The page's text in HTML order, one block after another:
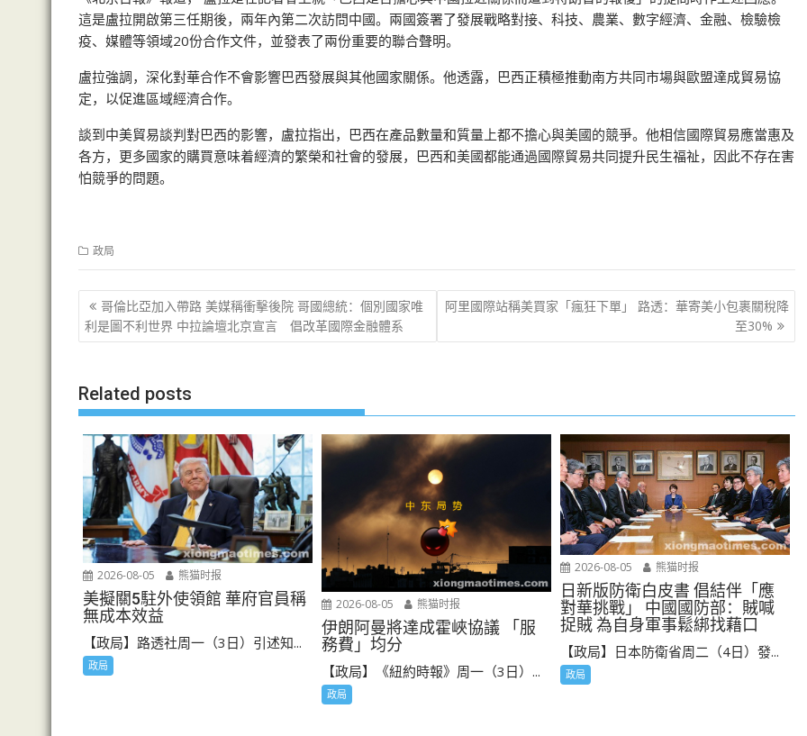
這是盧拉開啟第三任期後，兩年內第二次訪問中國。兩國簽署了發展戰略對接、科技、農業、數字經濟、金融、檢驗檢
疫、媒體等領域20份合作文件，並發表了兩份重要的聯合聲明。
盧拉強調，深化對華合作不會影響巴西發展與其他國家關係。他透露，巴西正積極推動南方共同市場與歐盟達成貿易協
定，以促進區域經濟合作。
談到中美貿易談判對巴西的影響，盧拉指出，巴西在產品數量和質量上都不擔心與美國的競爭。他相信國際貿易應當惠及
各方，更多國家的購買意味着經濟的繁榮和社會的發展，巴西和美國都能通過國際貿易共同提升民生福祉，因此不存在害
怕競爭的問題。
政局
文
章
哥倫比亞加入帶路 美媒稱衝擊後院 哥國總統：個別國家唯
利是圖不利世界 中拉論壇北京宣言 倡改革國際金融體系
阿里國際站稱美買家「瘋狂下單」 路透：華寄美小包裹關稅降
至30%
Related posts
2026-08-05 熊猫时报
美擬關5駐外使領館 華府官員稱
無成本效益
【政局】路透社周一（3日）引述知...
政局
2026-08-05 熊猫时报
伊朗阿曼將達成霍峽協議 「服
務費」均分
【政局】《紐約時報》周一（3日）...
政局
2026-08-05 熊猫时报
日新版防衛白皮書 倡結伴「應
對華挑戰」 中國國防部：賊喊
捉賊 為自身軍事鬆綁找藉口
【政局】日本防衛省周二（4日）發...
政局